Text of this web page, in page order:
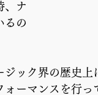
、ナ
るの
ック界の歴史
ーマンスを行